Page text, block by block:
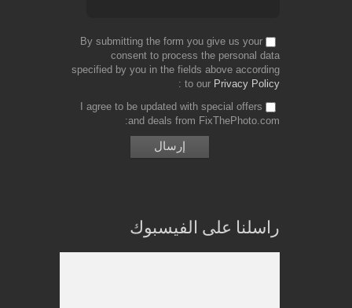
By submitting the form you give us your
consent to process the personal data
specified by you in the fields above according
to our Privacy Policy
I agree to be updated with special offers
and deals from FixThePhoto.com
راسلنا على الفيسبوك